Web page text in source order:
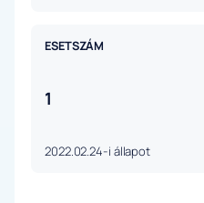
ESETSZÁM
1
2022.02.24-i állapot